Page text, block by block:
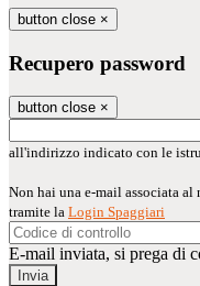
button close ×
Recupero password
button close ×
all'indirizzo indicato con le
Non hai una e-mail associata
tramite la Login Spaggiari
E-mail inviata, si prega di